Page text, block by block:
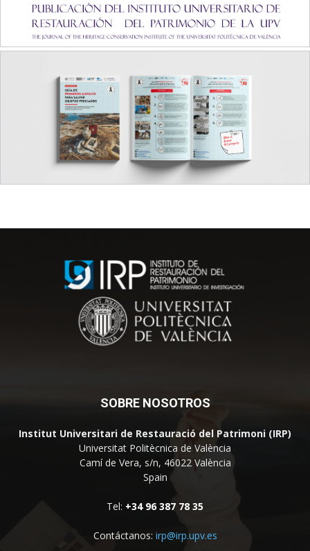
SOBRE NOSOTROS
Institut Universitari de Restauració del Patrimoni (IRP)
Universitat Politècnica de València
Camí de Vera, s/n, 46022 València
Spain
Tel: +34 96 387 78 35
Contáctanos: irp@irp.upv.es